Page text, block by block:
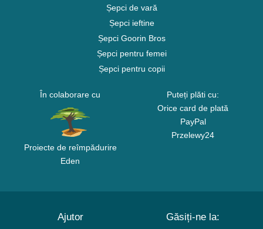
Șepci de vară
Șepci ieftine
Șepci Goorin Bros
Șepci pentru femei
Șepci pentru copii
În colaborare cu
Proiecte de reîmpădurire
Eden
Puteți plăti cu:
Orice card de plată
PayPal
Przelewy24
Ajutor Găsiți-ne la: